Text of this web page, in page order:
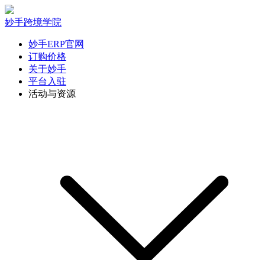
妙手跨境学院
妙手ERP官网
订购价格
关于妙手
平台入驻
活动与资源